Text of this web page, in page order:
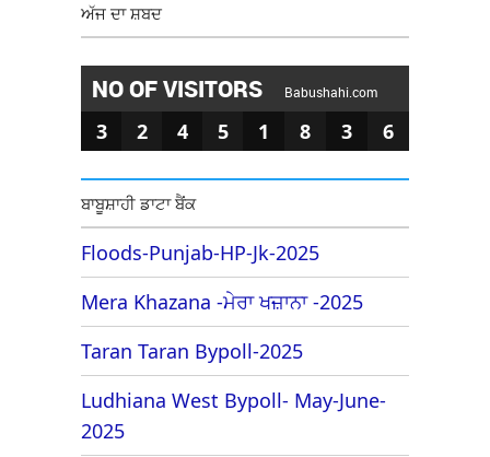
ਅੱਜ ਦਾ ਸ਼ਬਦ
NO OF VISITORS Babushahi.com
3 2 4 5 1 8 3 6
ਬਾਬੂਸ਼ਾਹੀ ਡਾਟਾ ਬੈਂਕ
Floods-Punjab-HP-Jk-2025
Mera Khazana -ਮੇਰਾ ਖਜ਼ਾਨਾ -2025
Taran Taran Bypoll-2025
Ludhiana West Bypoll- May-June-
2025